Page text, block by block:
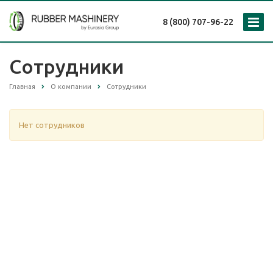
8 (800) 707-96-22
Сотрудники
Главная О компании Сотрудники
Нет сотрудников